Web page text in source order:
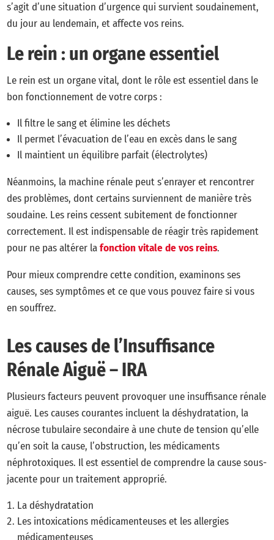
s’agit d’une situation d’urgence qui survient soudainement,
du jour au lendemain, et affecte vos reins.
Le rein : un organe essentiel
Le rein est un organe vital, dont le rôle est essentiel dans le
bon fonctionnement de votre corps :
Il filtre le sang et élimine les déchets
Il permet l’évacuation de l’eau en excès dans le sang
Il maintient un équilibre parfait (électrolytes)
Néanmoins, la machine rénale peut s’enrayer et rencontrer
des problèmes, dont certains surviennent de manière très
soudaine. Les reins cessent subitement de fonctionner
correctement. Il est indispensable de réagir très rapidement
pour ne pas altérer lafonction vitale de vos reins.
Pour mieux comprendre cette condition, examinons ses
causes, ses symptômes et ce que vous pouvez faire si vous
en souffrez.
Les causes de l’Insuffisance
Rénale Aiguë – IRA
Plusieurs facteurs peuvent provoquer une insuffisance rénale
aiguë. Les causes courantes incluent la déshydratation, la
nécrose tubulaire secondaire à une chute de tension qu’elle
qu’en soit la cause, l’obstruction, les médicaments
néphrotoxiques. Il est essentiel de comprendre la cause sous-
jacente pour un traitement approprié.
La déshydratation
Les intoxications médicamenteuses et les allergies
médicamenteuses